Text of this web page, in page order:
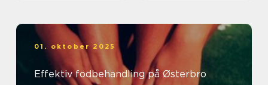
01. oktober 2025
Effektiv fodbehandling på Østerbro